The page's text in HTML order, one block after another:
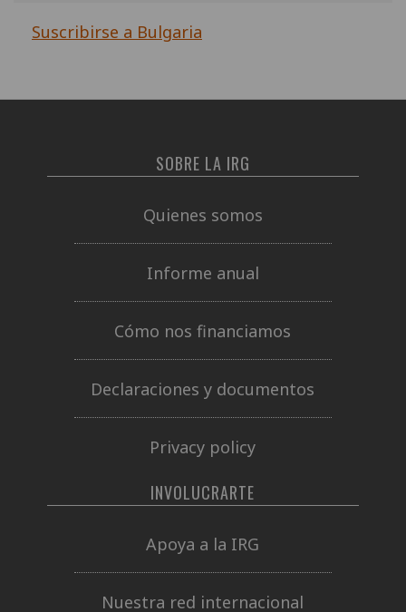
Suscribirse a Bulgaria
SOBRE LA IRG
Quienes somos
Informe anual
Cómo nos financiamos
Declaraciones y documentos
Privacy policy
INVOLUCRARTE
Apoya a la IRG
Nuestra red internacional